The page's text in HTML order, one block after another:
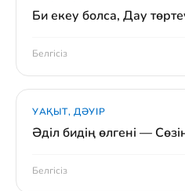
Би екеу болса, Дау
Белгісіз
УАҚЫТ, ДӘУІР
Әділ бидің өлгені —
Белгісіз